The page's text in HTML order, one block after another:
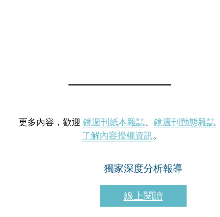
更多內容，歡迎 鏡週刊紙本雜誌、 鏡週刊動態雜誌
了解內容授權資訊。
獨家深度分析報導
線上閱讀